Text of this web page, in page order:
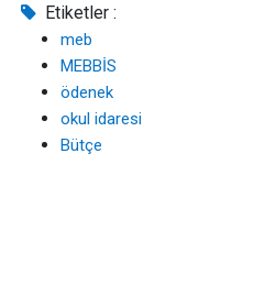
Etiketler :
meb
MEBBİS
ödenek
okul idaresi
Bütçe